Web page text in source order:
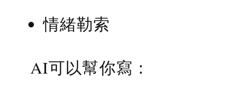
情緒勒索
AI可以幫你寫：